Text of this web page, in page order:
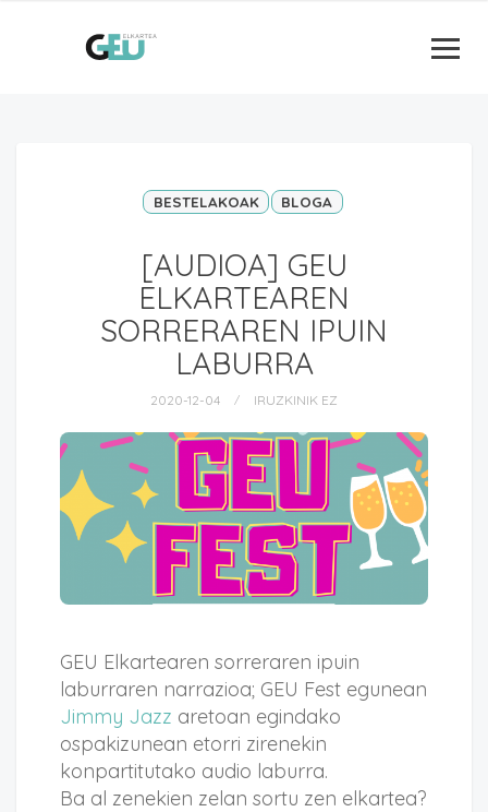
BESTELAKOAK BLOGA
[AUDIOA] GEU
ELKARTEAREN
SORRERAREN IPUIN
LABURRA
2020-12-04 IRUZKINIK EZ
GEU Elkartearen sorreraren ipuin
laburraren narrazioa; GEU Fest egunean
Jimmy Jazz aretoan egindako
ospakizunean etorri zirenekin
konpartitutako audio laburra.
Ba al zenekien zelan sortu zen elkartea?